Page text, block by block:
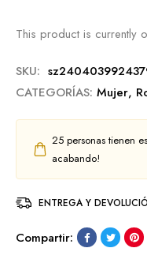
This product is currently
SKU:
CATEGORÍAS: Mujer,
25 personas tienen
acabando!
ENTREGA Y
Compartir: